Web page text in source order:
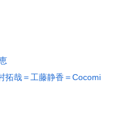
拓哉＝工藤静香＝Cocomi